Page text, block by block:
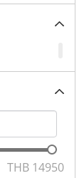
THB 14950